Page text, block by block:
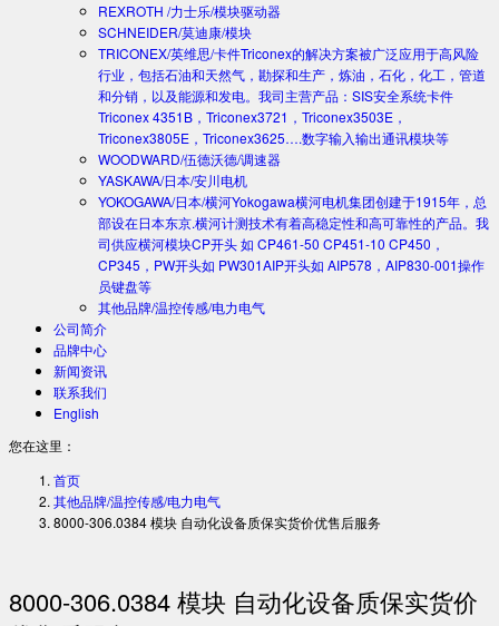
REXROTH /力士乐/模块驱动器
SCHNEIDER/莫迪康/模块
TRICONEX/英维思/卡件Triconex的解决方案被广泛应用于高风险
行业，包括石油和天然气，勘探和生产，炼油，石化，化工，管道
和分销，以及能源和发电。我司主营产品：SIS安全系统卡件
Triconex 4351B，Triconex3721，Triconex3503E，
Triconex3805E，Triconex3625….数字输入输出通讯模块等
WOODWARD/伍德沃德/调速器
YASKAWA/日本/安川电机
YOKOGAWA/日本/横河Yokogawa横河电机集团创建于1915年，总
部设在日本东京.横河计测技术有着高稳定性和高可靠性的产品。我
司供应横河模块CP开头 如 CP461-50 CP451-10 CP450，
CP345，PW开头如 PW301AIP开头如 AIP578，AIP830-001操作
员键盘等
其他品牌/温控传感/电力电气
公司简介
品牌中心
新闻资讯
联系我们
English
您在这里：
首页
其他品牌/温控传感/电力电气
8000-306.0384 模块 自动化设备质保实货价优售后服务
8000-306.0384 模块 自动化设备质保实货价